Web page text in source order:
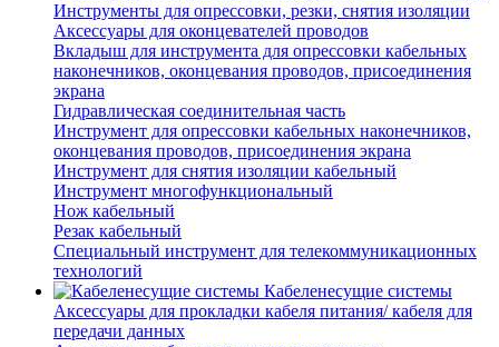
Инструменты для опрессовки, резки, снятия изоляции
Аксессуары для оконцевателей проводов
Вкладыш для инструмента для опрессовки кабельных
наконечников, оконцевания проводов, присоединения
экрана
Гидравлическая соединительная часть
Инструмент для опрессовки кабельных наконечников,
оконцевания проводов, присоединения экрана
Инструмент для снятия изоляции кабельный
Инструмент многофункциональный
Нож кабельный
Резак кабельный
Специальный инструмент для телекоммуникационных
технологий
Кабеленесущие системы
Аксессуары для прокладки кабеля питания/ кабеля для
передачи данных